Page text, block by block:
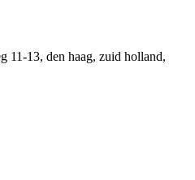
11-13, den haag, zuid holland,